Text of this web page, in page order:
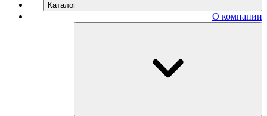
Каталог
О компании